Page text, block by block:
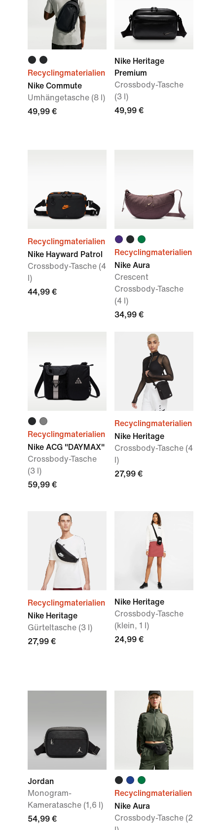
Recyclingmaterialien
Nike Commute
Umhängetasche (8 l)
49,99 €
Nike Heritage
Premium
Crossbody-Tasche
(3 l)
49,99 €
Recyclingmaterialien
Nike Hayward Patrol
Crossbody-Tasche (4
l)
44,99 €
Recyclingmaterialien
Nike Aura
Crescent
Crossbody-Tasche
(4 l)
34,99 €
Recyclingmaterialien
Nike ACG "DAYMAX"
Crossbody-Tasche
(3 l)
59,99 €
Recyclingmaterialien
Nike Heritage
Crossbody-Tasche (4
l)
27,99 €
Recyclingmaterialien
Nike Heritage
Gürteltasche (3 l)
27,99 €
Nike Heritage
Crossbody-Tasche
(klein, 1 l)
24,99 €
Jordan
Monogram-
Kameratasche (1,6 l)
54,99 €
Recyclingmaterialien
Nike Aura
Crossbody-Tasche (2